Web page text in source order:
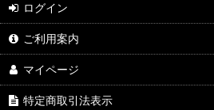
KBファーム
フジコン
植田 K
ログイン
ご利用案内
マイページ
特定商取引法表示